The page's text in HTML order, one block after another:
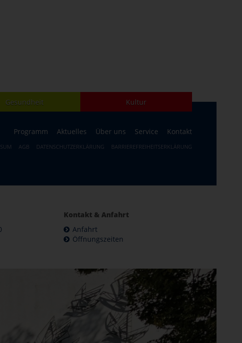
Gesundheit Kultur
Programm Aktuelles Über uns Service Kontakt
AGB DATENSCHUTZERKLÄRUNG BARRIEREFREIHEITSERKLÄRUNG
Kontakt & Anfahrt
Anfahrt
Öffnungszeiten